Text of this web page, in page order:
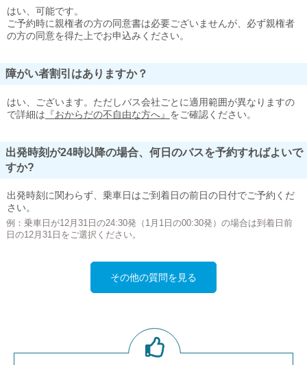
はい、可能です。
ご予約時に親権者の方の同意書は必要ございませんが、必ず親権者
の方の同意を得た上でお申込みください。
障がい者割引はありますか？
はい、ございます。ただしバス会社ごとに適用範囲が異なりますの
で詳細は 『おからだの不自由な方へ』 をご確認ください。
出発時刻が24時以降の場合、何日のバスを予約すればよいで
すか?
出発時刻に関わらず、乗車日はご到着日の前日の日付でご予約くだ
さい。
例：乗車日が12月31日の24:30発（1月1日の00:30発）の場合は到着日前
日の12月31日をご選択ください。
その他の質問を見る